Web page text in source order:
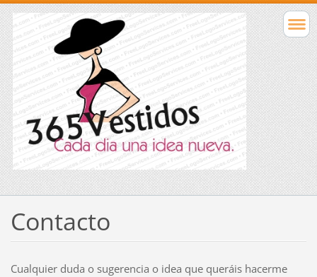
Contacto
Cualquier duda o sugerencia o idea que queráis hacerme